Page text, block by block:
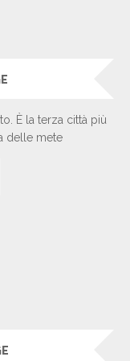
È la terza città più
delle mete